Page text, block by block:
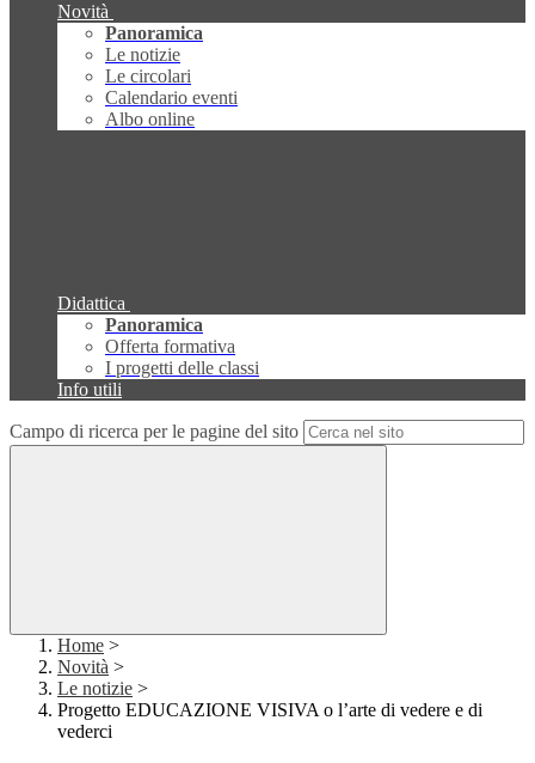
Novità
Panoramica
Le notizie
Le circolari
Calendario eventi
Albo online
Didattica
Panoramica
Offerta formativa
I progetti delle classi
Info utili
Campo di ricerca per le pagine del sito
Home >
Novità >
Le notizie >
Progetto EDUCAZIONE VISIVA o l’arte di vedere e di
vederci